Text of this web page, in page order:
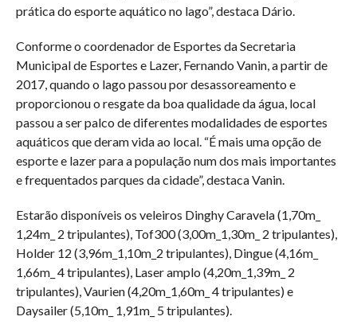
prática do esporte aquático no lago”, destaca Dário.
Conforme o coordenador de Esportes da Secretaria
Municipal de Esportes e Lazer, Fernando Vanin, a partir de
2017, quando o lago passou por desassoreamento e
proporcionou o resgate da boa qualidade da água, local
passou a ser palco de diferentes modalidades de esportes
aquáticos que deram vida ao local. “É mais uma opção de
esporte e lazer para a população num dos mais importantes
e frequentados parques da cidade”, destaca Vanin.
Estarão disponíveis os veleiros Dinghy Caravela (1,70m_
1,24m_ 2 tripulantes), Tof300 (3,00m_1,30m_ 2 tripulantes),
Holder 12 (3,96m_1,10m_2 tripulantes), Dingue (4,16m_
1,66m_ 4 tripulantes), Laser amplo (4,20m_1,39m_ 2
tripulantes), Vaurien (4,20m_1,60m_ 4 tripulantes) e
Daysailer (5,10m_ 1,91m_ 5 tripulantes).